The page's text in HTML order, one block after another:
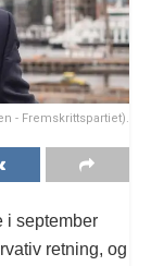
- Fremskrittspartiet).
i september
retning, og